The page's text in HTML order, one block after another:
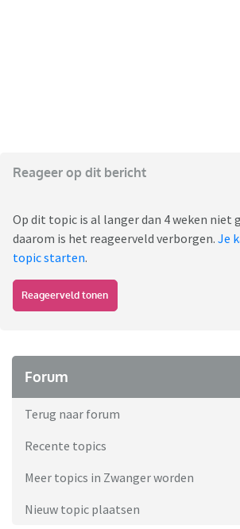
Reageer op dit bericht
Op dit topic is al langer dan 4 weken niet
daarom is het reageerveld verborgen. Je
topic starten.
Reageerveld tonen
Forum
Terug naar forum
Recente topics
Meer topics in Zwanger worden
Nieuw topic plaatsen